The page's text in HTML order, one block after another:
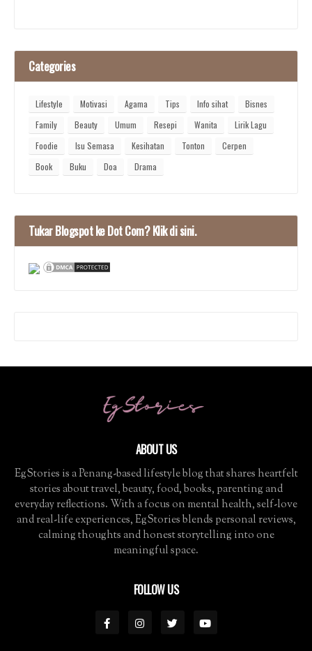
Categories
Lifestyle Motivasi Agama Tips Info sihat
Bisnes
Family
Beauty Umum Resepi Wanita
Lirik Lagu
Foodie
Isu Semasa Kesihatan Tonton
Cerpen
Book
Buku Doa Drama
Tukar Blogspot ke Dot Com? Klik di sini.
ABOUT US
EgStories is a Penang-based lifestyle blog that shares heartfelt
stories about travel, beauty, food, books, parenting and
everyday reflections. With a focus on mental health, self-love
and real-life experiences, EgStories blends personal reviews,
calming thoughts and honest storytelling into one
meaningful space.
FOLLOW US